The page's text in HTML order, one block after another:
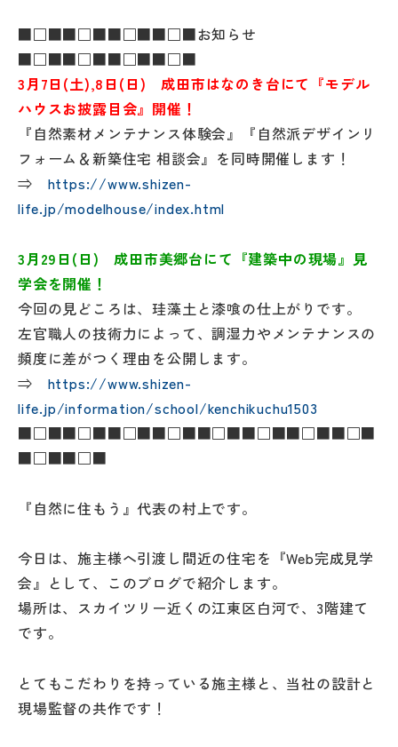
■□■■□■■□■■□■お知らせ
■□■■□■■□■■□■
3月7日(土),8日(日) 成田市はなのき台にて『モデル
ハウスお披露目会』開催！
『自然素材メンテナンス体験会』『自然派デザインリ
フォーム＆新築住宅 相談会』を同時開催します！
⇒ https://www.shizen-
life.jp/modelhouse/index.html
3月29日(日) 成田市美郷台にて『建築中の現場』見
学会を開催！
今回の見どころは、珪藻土と漆喰の仕上がりです。
左官職人の技術力によって、調湿力やメンテナンスの
頻度に差がつく理由を公開します。
⇒ https://www.shizen-
life.jp/information/school/kenchikuchu1503
■□■■□■■□■■□■■□■■□■■□■■□■
■□■■□■
『自然に住もう』代表の村上です。
今日は、施主様へ引渡し間近の住宅を『Web完成見学
会』として、このブログで紹介します。
場所は、スカイツリー近くの江東区白河で、3階建て
です。
とてもこだわりを持っている施主様と、当社の設計と
現場監督の共作です！